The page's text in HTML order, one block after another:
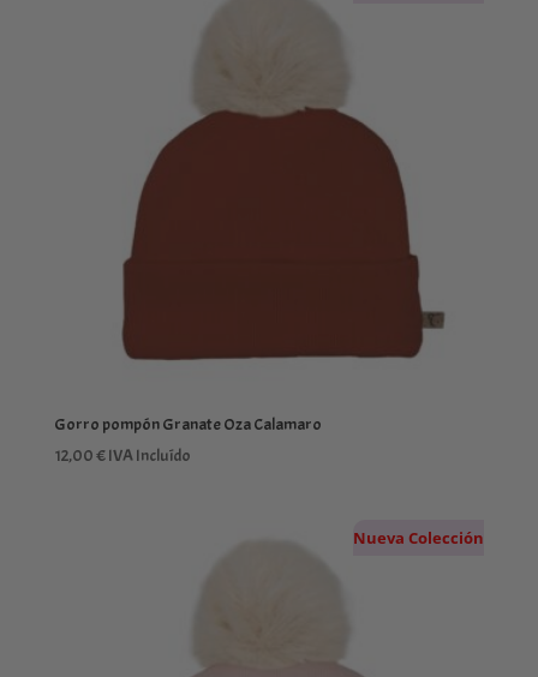
Gorro pompón Granate Oza Calamaro
12,00€IVA Incluído
Nueva Colección